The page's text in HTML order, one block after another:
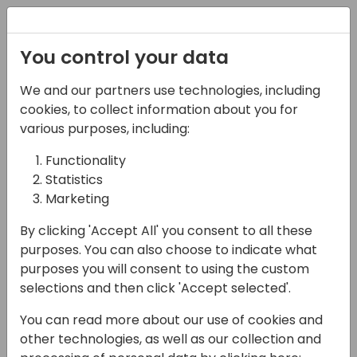
22-05-2025
Microsoft Presenta:
Semplice ma efficace,
Power BI e Power
Platform
14:45 - 15:30
Sala Envisioning (piano 1)
Back to event schedule
You control your data
We and our partners use technologies, including
cookies, to collect information about you for
various purposes, including:
Functionality
Statistics
Marketing
By clicking 'Accept All' you consent to all these
purposes. You can also choose to indicate what
purposes you will consent to using the custom
selections and then click 'Accept selected'.
You can read more about our use of cookies and
other technologies, as well as our collection and